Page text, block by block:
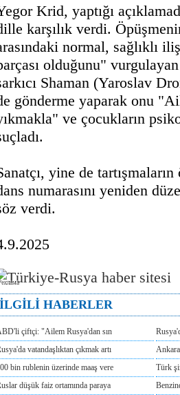
Krid, yaptığı
karşılık verdi.
normal, sağlıklı
olduğunu"
Shaman (Yaroslav
gönderme yaparak onu
ve çocukların
yine de
numarasını yeniden
verdi.
İLGİLİ HABERLER
çiftçi: "Ailem Rusya'dan sın
vatandaşlıktan çıkmak artı
bin rublenin üzerinde maaş vere
Türk
düşük faiz ortamında paraya